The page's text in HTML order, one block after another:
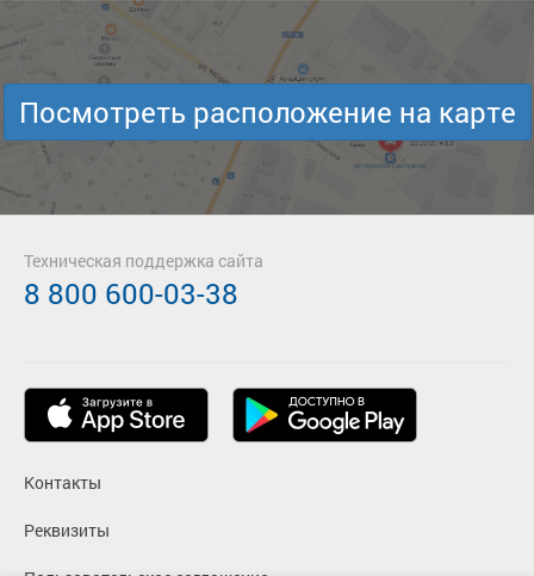
Посмотреть расположение на карте
Контакты
Реквизиты
Техническая поддержка сайта
8 800 600-03-38